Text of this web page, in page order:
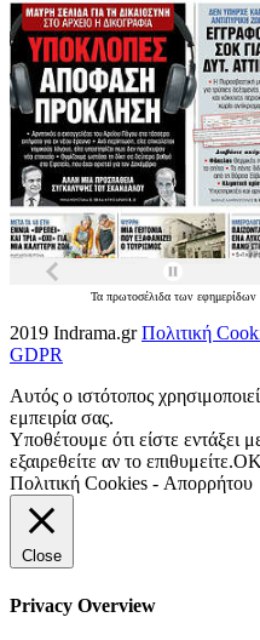
Τα πρωτοσέλιδα των εφημερίδων
2019 Indrama.grΠολιτική
GDPR
Αυτός ο ιστότοπος
εμπειρία σας.
Υποθέτουμε ότι είστε εντάξει
εξαιρεθείτε αν το επιθυμείτε.OK
Πολιτική Cookies - Απορρήτου
Close
Privacy Overview